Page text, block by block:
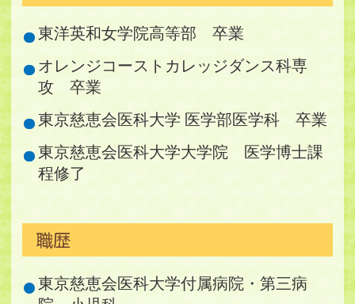
東洋英和女学院高等部 卒業
オレンジコーストカレッジダンス科専
攻 卒業
東京慈恵会医科大学 医学部医学科 卒業
東京慈恵会医科大学大学院 医学博士課
程修了
職歴
東京慈恵会医科大学付属病院・第三病